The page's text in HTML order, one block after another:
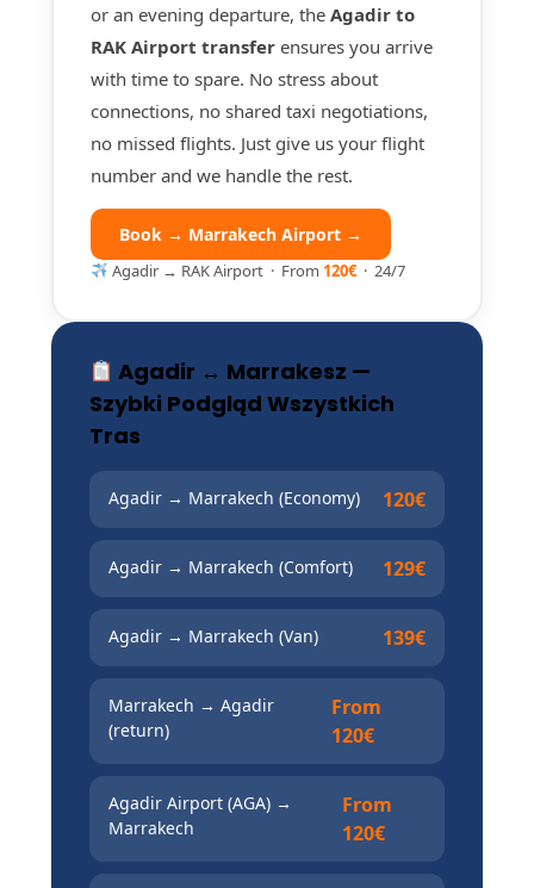
or an evening departure, theAgadir to
RAK Airport transfer ensures you arrive
with time to spare. No stress about
connections, no shared taxi negotiations,
no missed flights. Just give us your flight
number and we handle the rest.
Book → Marrakech Airport →
Agadir → RAK Airport · From 120€· 24/7
Agadir ↔ Marrakesz —
Szybki Podgląd Wszystkich
Tras
Agadir → Marrakech (Economy) 120€
Agadir → Marrakech (Comfort) 129€
Agadir → Marrakech (Van) 139€
Marrakech → Agadir
(return)
From
120€
Agadir Airport (AGA) →
Marrakech
From
120€